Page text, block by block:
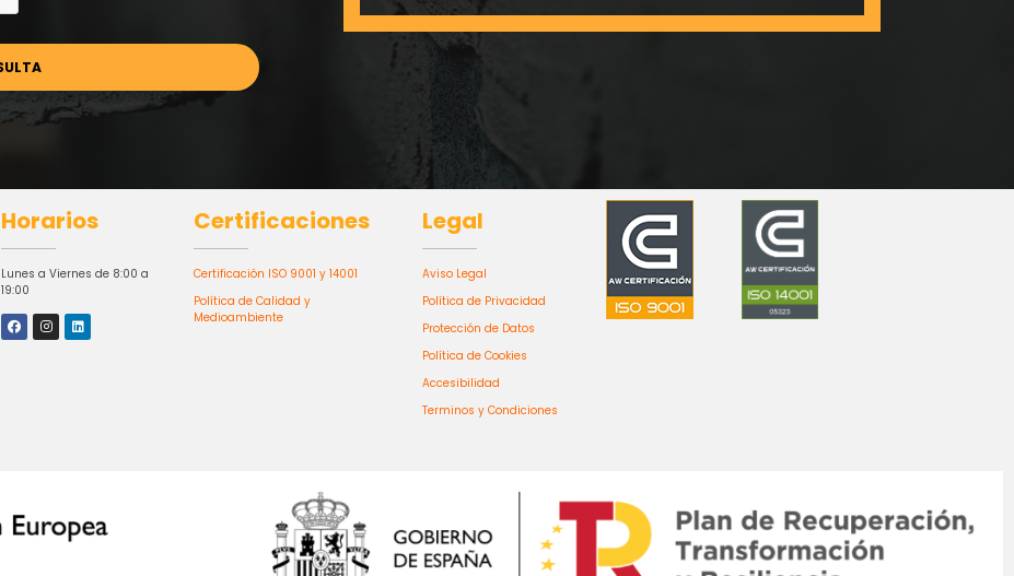
Horarios
Lunes a Viernes de 8:00 a
19:00
Certificaciones
Certificación ISO 9001 y 14001
Política de Calidad y
Medioambiente
Legal
Aviso Legal
Política de Privacidad
Protección de Datos
Política de Cookies
Accesibilidad
Terminos y Condiciones
Bienvenido a Grupo Renova,
estamos aqui para solucionar
todas tus dudas.